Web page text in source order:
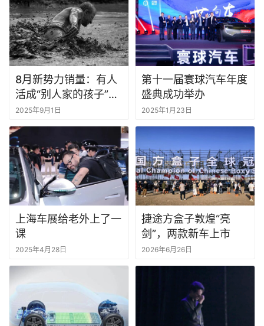
8月新势力销量：有人
活成“别人家的孩子”，
有人还在泥潭里挣扎 |
一句话点评
2025年9月1日
第十一届寰球汽车年度
盛典成功举办
2025年1月23日
上海车展给老外上了一
课
2025年4月28日
捷途方盒子敦煌“亮
剑”，两款新车上市
2026年6月26日